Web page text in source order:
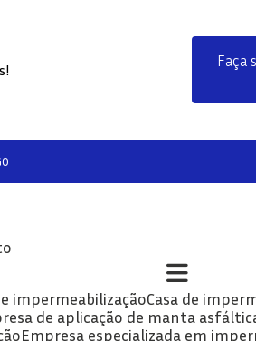
Faça
impermeabilização Casa de
de aplicação de manta
Empresa especializada em